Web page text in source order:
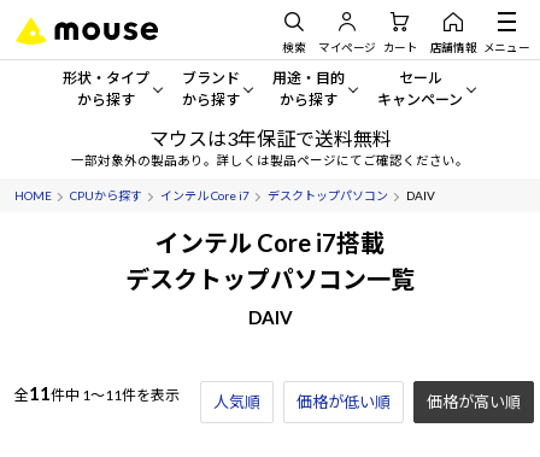
検索 マイページ カート 店舗情報 メニュー
形状・タイプ
から探す
形状・タイプから探す をすべてみる
デスクトップPC
ブランド
から探す
mouse
G TUNE
MousePro
用途・目的
から探す
一般向けパソコン
ゲーミングPC・ゲーム向けパソコン
クリエイティブ向け
ビジネス向けパソコン
学習向けパソコン
セール
キャンペーン
セール・キャンペー
期間限定セール
アウトレットパソコン
マウスは3年保証で送料無料
一部対象外の製品あり。詳しくは製品ページにてご確認ください。
HOME CPUから探す インテル Core i7 デスクトップパソコン DAIV
インテル Core i7搭載
デスクトップパソコン一覧
DAIV
全11 件中 1～11件を表示 人気順 価格が低い順 価格が高い順